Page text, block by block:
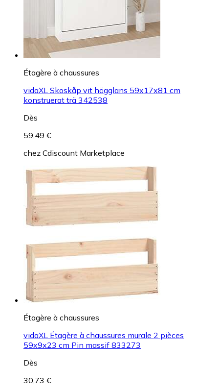
Étagère à chaussures
vidaXL Skoskåp vit högglans 59x17x81 cm
konstruerat trä 342538
Dès
59,49 €
chez Cdiscount Marketplace
Étagère à chaussures
vidaXL Étagère à chaussures murale 2 pièces
59x9x23 cm Pin massif 833273
Dès
30,73 €